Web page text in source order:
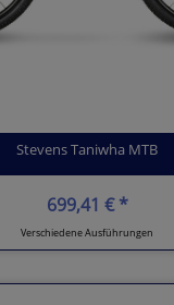
Stevens Taniwha MTB
699,41 € *
Verschiedene Ausführungen